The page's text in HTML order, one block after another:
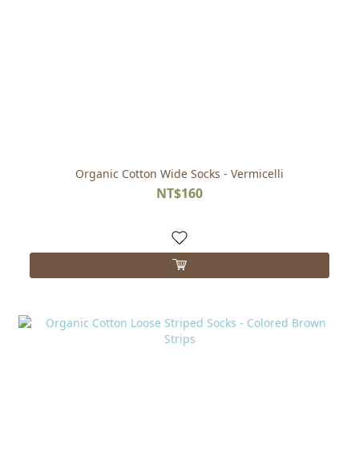
Organic Cotton Wide Socks - Vermicelli
NT$160